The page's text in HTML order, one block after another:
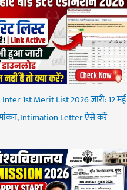
1st Merit List 2026 जारी: 12 मई
Intimation Letter ऐसे करें